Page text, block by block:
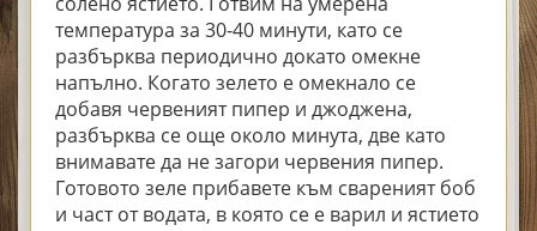
температура за 30-40 минути, като се
разбърква периодично докато омекне
напълно. Когато зелето е омекнало се
добавя червеният пипер и джоджена,
разбърква се още около минута, две като
внимавате да не загори червения пипер.
Готовото зеле прибавете към свареният боб
и част от водата, в която се е варил и ястието